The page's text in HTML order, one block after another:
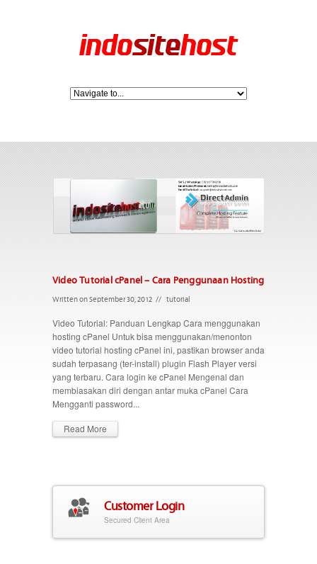
Video Tutorial cPanel – Cara Penggunaan Hosting
Written on September 30, 2012 // tutorial
Video Tutorial: Panduan Lengkap Cara menggunakan
hosting cPanel Untuk bisa menggunakan/menonton
video tutorial hosting cPanel ini, pastikan browser anda
sudah terpasang (ter-install) plugin Flash Player versi
yang terbaru. Cara login ke cPanel Mengenal dan
membiasakan diri dengan antar muka cPanel Cara
Mengganti password...
Read More
Customer Login
Secured Client Area